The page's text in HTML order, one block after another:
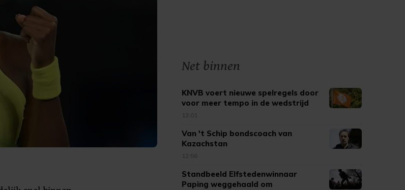
Net binnen
KNVB voert nieuwe spelregels door
voor meer tempo in de wedstrijd
13:01
Van 't Schip bondscoach van
Kazachstan
12:56
Standbeeld Elfstedenwinnaar
Paping weggehaald om